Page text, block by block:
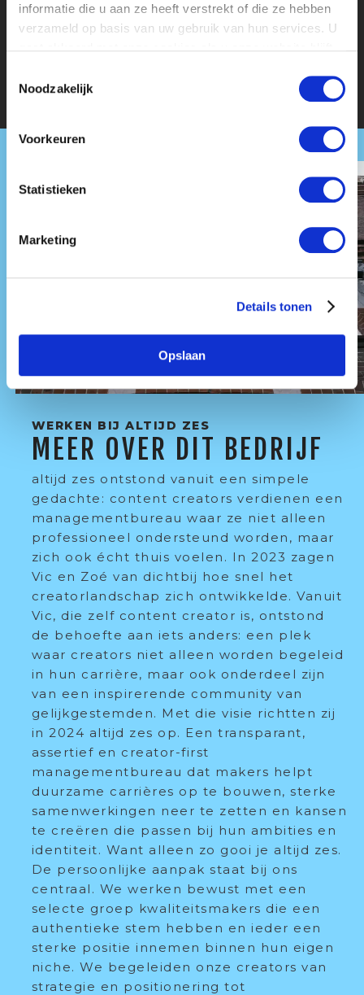
informatie die u aan ze heeft verstrekt of die ze hebben
verzameld op basis van uw gebruik van hun services. U
Noodzakelijk
Voorkeuren
Statistieken
Marketing
Details tonen
Opslaan
EXPERIENCE HIGHLIGHT OF HOLLAND
MARKETING EN COMMUNICATIE
WERKEN BIJ ALTIJD ZES
MEER OVER DIT BEDRIJF
altijd zes ontstond vanuit een simpele
gedachte: content creators verdienen een
managementbureau waar ze niet alleen
professioneel ondersteund worden, maar
zich ook écht thuis voelen. In 2023 zagen
Vic en Zoé van dichtbij hoe snel het
creatorlandschap zich ontwikkelde. Vanuit
Vic, die zelf content creator is, ontstond
de behoefte aan iets anders: een plek
waar creators niet alleen worden begeleid
in hun carrière, maar ook onderdeel zijn
van een inspirerende community van
gelijkgestemden. Met die visie richtten zij
in 2024 altijd zes op. Een transparant,
assertief en creator-first
managementbureau dat makers helpt
duurzame carrières op te bouwen, sterke
samenwerkingen neer te zetten en kansen
te creëren die passen bij hun ambities en
identiteit. Want alleen zo gooi je altijd zes.
De persoonlijke aanpak staat bij ons
centraal. We werken bewust met een
selecte groep kwaliteitsmakers die een
authentieke stem hebben en ieder een
sterke positie innemen binnen hun eigen
niche. We begeleiden onze creators van
strategie en positionering tot